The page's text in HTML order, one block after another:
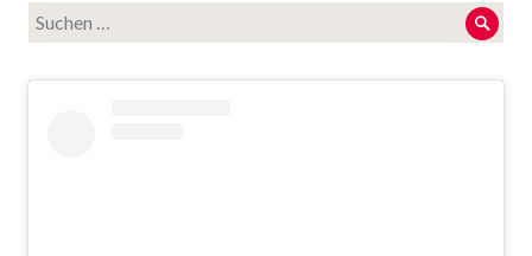
Suche
nach: